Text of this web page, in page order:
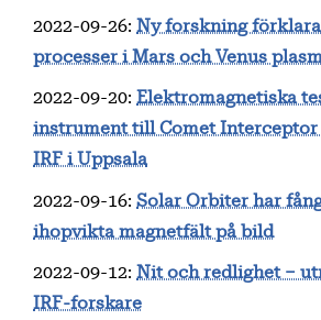
2022-09-26: Ny forskning
processer i Mars och Venus
2022-09-20: Elektromagnetiska
instrument till Comet Interceptor
IRF i Uppsala
2022-09-16: Solar Orbiter har
ihopvikta magnetfält på bild
2022-09-12: Nit och redlighet –
IRF-forskare